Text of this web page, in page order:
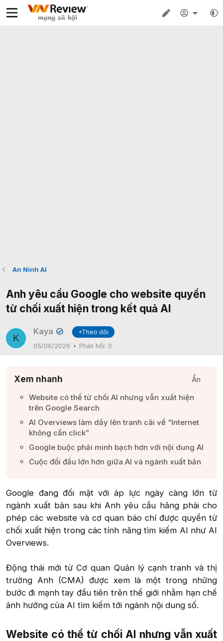
An Ninh AI
Anh yêu cầu Google cho website quyền
từ chối xuất hiện trong kết quả AI
K
Kaya ✔
+Theo dõi
05/06/2026
Phản hồi: 0
Xem nhanh
Ẩn
Website có thể từ chối AI nhưng vẫn xuất hiện
trên Google Search​
AI Overviews làm dấy lên tranh cãi về “Internet
không cần click”​
Google buộc phải minh bạch hơn với nội dung AI​
Cuộc đối đầu lớn hơn giữa AI và ngành xuất bản​
Google đang đối mặt với áp lực ngày càng lớn từ
ngành xuất bản sau khi Anh yêu cầu hãng phải cho
phép các website và cơ quan báo chí được quyền từ
chối xuất hiện trong các tính năng tìm kiếm AI như AI
Overviews.
Động thái mới từ Cơ quan Quản lý cạnh tranh và thị
trường Anh (CMA) được xem là một trong những
bước đi mạnh tay đầu tiên trên thế giới nhằm hạn chế
ảnh hưởng của AI tìm kiếm tới ngành nội dung số.​
Website có thể từ chối AI nhưng vẫn xuất